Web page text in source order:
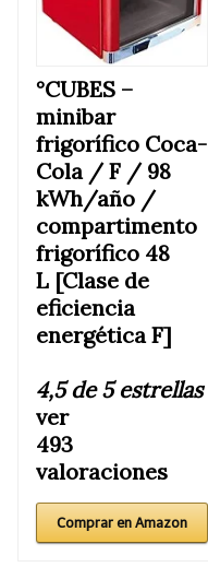
°CUBES –
minibar
frigorífico Coca-
Cola / F / 98
kWh/año /
compartimento
frigorífico 48
L [Clase de
eficiencia
energética F]
4,5 de 5 estrellas
ver
493
valoraciones
Comprar en Amazon